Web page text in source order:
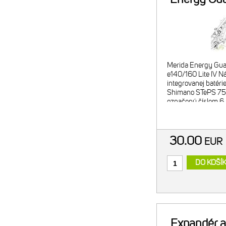
Merida Energy
e140/160 Lite IV
integrovanej
Shimano STePS
označený číslom
TwistL
30.00 EUR
DO